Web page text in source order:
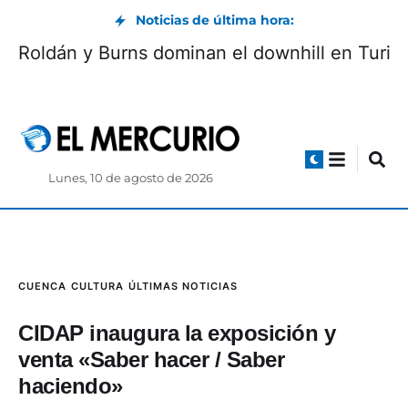
Noticias de última hora:
Roldán y Burns dominan el downhill en Turi
Lunes, 10 de agosto de 2026
CUENCA CULTURA ÚLTIMAS NOTICIAS
CIDAP inaugura la exposición y
venta «Saber hacer / Saber
haciendo»